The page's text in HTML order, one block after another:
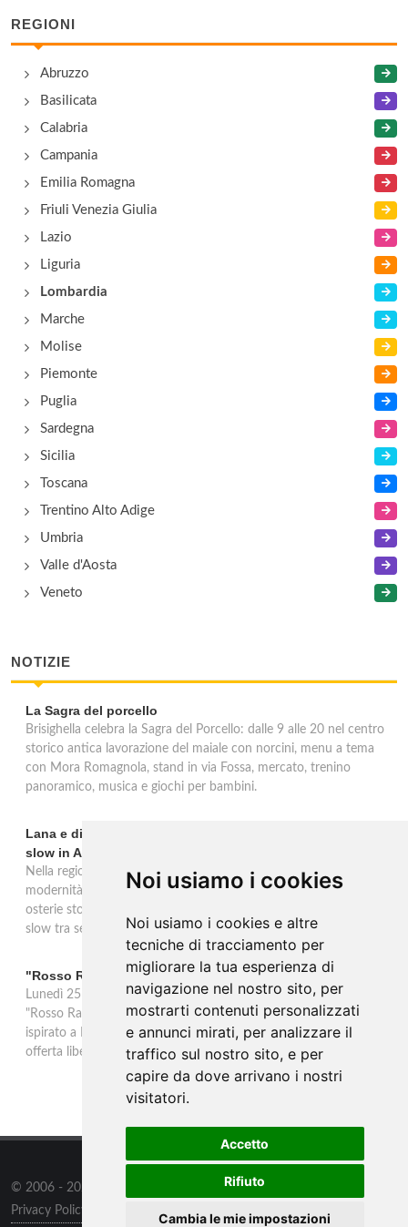
Noi usiamo i cookies
Noi usiamo i cookies e altre
tecniche di tracciamento per
migliorare la tua esperienza di
navigazione nel nostro sito, per
mostrarti contenuti personalizzati
e annunci mirati, per analizzare il
traffico sul nostro sito, e per
capire da dove arrivano i nostri
visitatori.
Accetto
Rifiuto
Cambia le mie impostazioni
REGIONI
Abruzzo
Basilicata
Calabria
Campania
Emilia Romagna
Friuli Venezia Giulia
Lazio
Liguria
Lombardia
Marche
Molise
Piemonte
Puglia
Sardegna
Sicilia
Toscana
Trentino Alto Adige
Umbria
Valle d'Aosta
Veneto
NOTIZIE
La Sagra del porcello
Brisighella celebra la Sagra del Porcello: dalle 9 alle 20 nel centro
storico antica lavorazione del maiale con norcini, menu a tema
con Mora Romagnola, stand in via Fossa, mercato, trenino
panoramico, musica e giochi per bambini.
Lana e dintorni: Törggelen, vini d'eccellenza e vacanze
slow in Alto Adige
Nella regione di Lana in Alto Adige tradizione contadina e
modernità si fondono in un'esperienza autentica. Törggelen nelle
osterie storiche, vini da antiche tradizioni vitivinicole e vacanze
slow tra sentieri delle rogge e produttori locali.
"Rosso Rame" in scena a Collepasso il 25 agosto
Lunedì 25 agosto al Palazzo Baronale di Collepasso va in scena
"Rosso Rame", spettacolo di Mary Negro e Gabriele Polimeno
ispirato a Dario Fo e Franca Rame. Ingresso con prenotazione e
offerta libera alle ore 21.
© 2006 - 2026
all rights reserved.
Privacy Policy
Preferenze sui Cookies